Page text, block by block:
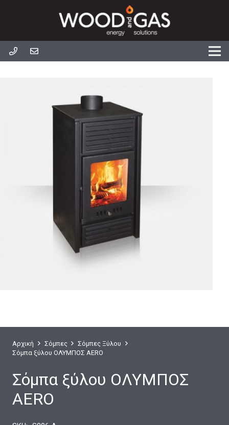
Αρχική Σόμπες
Σόμπες Ξύλου
Σόμπα ξύλου ΟΛΥΜΠΟΣ AERO
Σόμπα ξύλου ΟΛΥΜΠΟΣ
AERO